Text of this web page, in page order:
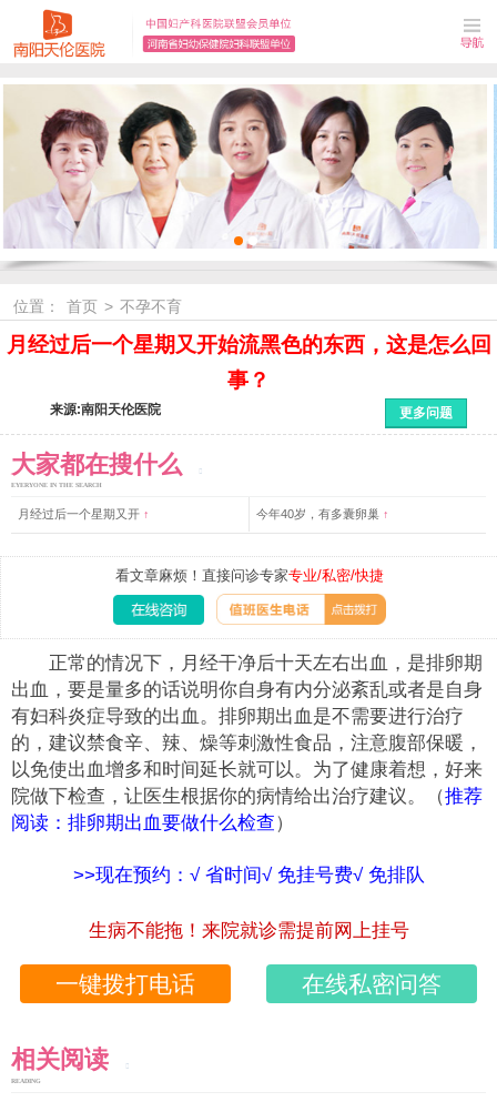
位置： 首页 > 不孕不育
月经过后一个星期又开始流黑色的东西，这是怎么回
事？
来源:南阳天伦医院 更多问题
大家都在搜什么
EYERYONE IN THE SEARCH
月经过后一个星期又开↑ 今年40岁，有多囊卵巢↑
看文章麻烦！直接问诊专家专业/私密/快捷
正常的情况下，月经干净后十天左右出血，是排卵期
出血，要是量多的话说明你自身有内分泌紊乱或者是自身
有妇科炎症导致的出血。排卵期出血是不需要进行治疗
的，建议禁食辛、辣、燥等刺激性食品，注意腹部保暖，
以免使出血增多和时间延长就可以。为了健康着想，好来
院做下检查，让医生根据你的病情给出治疗建议。（推荐
阅读：排卵期出血要做什么检查）
>>现在预约：√ 省时间√ 免挂号费√ 免排队
生病不能拖！来院就诊需提前网上挂号
一键拨打电话 在线私密问答
相关阅读
READING